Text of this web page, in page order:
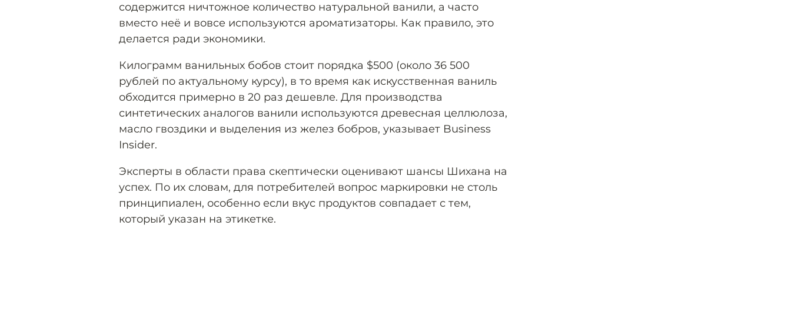
содержится ничтожное количество натуральной ванили, а часто
вместо неё и вовсе используются ароматизаторы. Как правило, это
делается ради экономики.
Килограмм ванильных бобов стоит порядка $500 (около 36 500
рублей по актуальному курсу), в то время как искусственная ваниль
обходится примерно в 20 раз дешевле. Для производства
синтетических аналогов ванили используются древесная целлюлоза,
масло гвоздики и выделения из желез бобров, указывает Business
Insider.
Эксперты в области права скептически оценивают шансы Шихана на
успех. По их словам, для потребителей вопрос маркировки не столь
принципиален, особенно если вкус продуктов совпадает с тем,
который указан на этикетке.